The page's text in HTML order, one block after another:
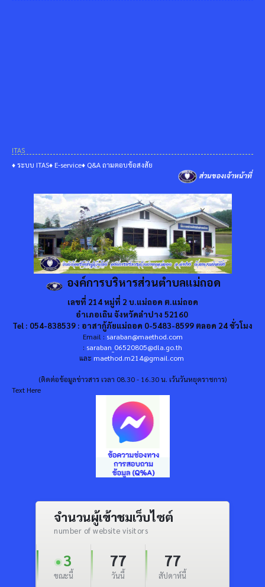
ITAS
♦ ระบบ ITAS♦ E-service♦ Q&A ถามตอบข้อสงสัย
ส่วนของเจ้าหน้าที่
องค์การบริหารส่วนตำบลแม่ถอด
เลขที่ 214 หมู่ที่ 2 บ.แม่ถอด ต.แม่ถอด
อำเภอเถิน จังหวัดลำปาง 52160
Tel : 054-838539 : อาสากู้ภัยแม่ถอด 0-5483-8599 ตลอด 24 ชั่วโมง
Email : saraban@maethod.com
: saraban_06520805@dla.go.th
และ maethod.m214@gmail.com
(ติดต่อข้อมูลข่าวสาร เวลา 08.30 - 16.30 น. เว้นวันหยุดราชการ)
Text Here
จำนวนผู้เข้าชมเว็บไซต์
number of website visitors
3
ขณะนี้
77
วันนี้
77
สัปดาห์นี้